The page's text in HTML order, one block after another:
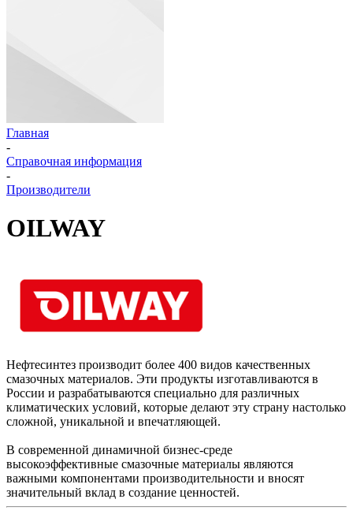
Главная
-
Справочная информация
-
Производители
OILWAY
Нефтесинтез производит более 400 видов качественных
смазочных материалов. Эти продукты изготавливаются в
России и разрабатываются специально для различных
климатических условий, которые делают эту страну настолько
сложной, уникальной и впечатляющей.
В современной динамичной бизнес-среде
высокоэффективные смазочные материалы являются
важными компонентами производительности и вносят
значительный вклад в создание ценностей.